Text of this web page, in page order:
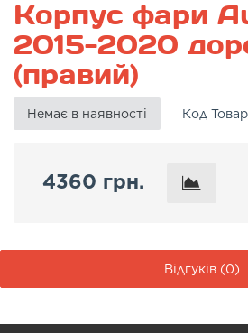
Корпус фари
2015-2020
(правий)
Немає в наявності Код
4360 грн.
Відгуків (0)